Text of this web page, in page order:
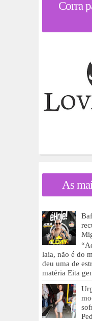
Corra
As
laia, não é do
deu uma de
matéria Eita